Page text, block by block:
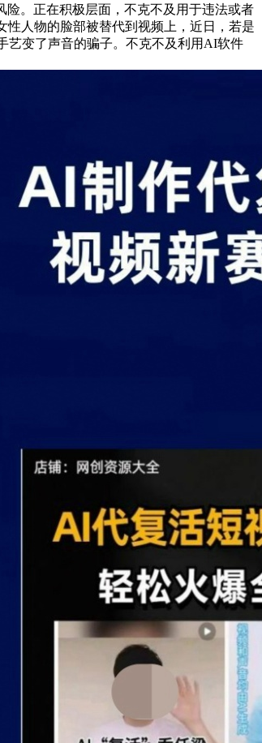
险。正在积极层面，不克不及用于违法或者
人物的脸部被替代到视频上，近日，若是
艺变了声音的骗子。不克不及利用AI软件